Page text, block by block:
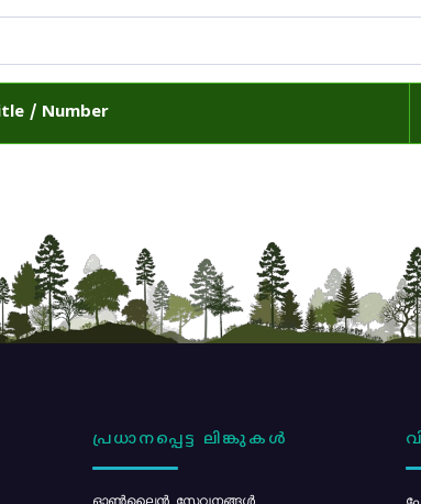
/ Number
പ്രധാനപ്പെട്ട ലിങ്കുകൾ
ഓൺലൈൻ സേവനങ്ങൾ